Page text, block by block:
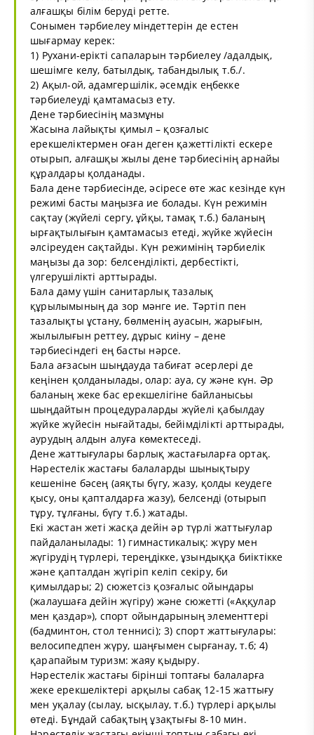
алғашқы білім беруді ретте.
Сонымен тәрбиелеу міндеттерін де естен
шығармау керек:
1) Рухани-ерікті сапаларын тәрбиелеу /адалдық,
шешімге келу, батылдық, табандылық т.б./.
2) Ақыл-ой, адамгершілік, әсемдік еңбекке
тәрбиелеуді қамтамасыз ету.
Дене тәрбиесінің мазмұны
Жасына лайықты қимыл – қозғалыс
ерекшеліктермен оған деген қажеттілікті ескере
отырып, алғашқы жылы дене тәрбиесінің арнайы
құралдары қолданады.
Бала дене тәрбиесінде, әсіресе өте жас кезінде күн
режимі басты маңызға ие болады. Күн режимін
сақтау (жүйелі сергу, ұйқы, тамақ т.б.) баланың
ырғақтылығын қамтамасыз етеді, жүйке жүйесін
әлсіреуден сақтайды. Күн режимінің тәрбиелік
маңызы да зор: белсенділікті, дербестікті,
үлгерушілікті арттырады.
Бала даму үшін санитарлық тазалық
құрылымының да зор мәнге ие. Тәртіп пен
тазалықты ұстану, бөлменің ауасын, жарығын,
жылылығын реттеу, дұрыс киіну – дене
тәрбиесіндегі ең басты нәрсе.
Бала ағзасын шыңдауда табиғат әсерлері де
кеңінен қолданылады, олар: ауа, су және күн. Әр
баланың жеке бас ерекшелігіне байланысьы
шыңдайтын процедураларды жүйелі қабылдау
жүйке жүйесін нығайтады, бейімділікті арттырады,
аурудың алдын алуға көмектеседі.
Дене жаттығулары барлық жастағыларға ортақ.
Нәрестелік жастағы балаларды шынықтыру
кешеніне бәсең (аяқты бүгу, жазу, қолды кеудеге
қысу, оны қапталдарға жазу), белсенді (отырып
тұру, тұлғаны, бүгу т.б.) жатады.
Екі жастан жеті жасқа дейін әр түрлі жаттығулар
пайдаланылады: 1) гимнастикалық: жүру мен
жүгірудің түрлері, тереңдікке, ұзындыққа биіктікке
және қапталдан жүгіріп келіп секіру, би
қимылдары; 2) сюжетсіз қозғалыс ойындары
(жалаушаға дейін жүгіру) және сюжетті («Аққулар
мен қаздар»), спорт ойындарының элементтері
(бадминтон, стол теннисі); 3) спорт жаттығулары:
велосипедпен жүру, шаңғымен сырғанау, т.б; 4)
қарапайым туризм: жаяу қыдыру.
Нәрестелік жастағы бірінші топтағы балаларға
жеке ерекшеліктері арқылы сабақ 12-15 жаттығу
мен уқалау (сылау, ысқылау, т.б.) түрлері арқылы
өтеді. Бұндай сабақтың ұзақтығы 8-10 мин.